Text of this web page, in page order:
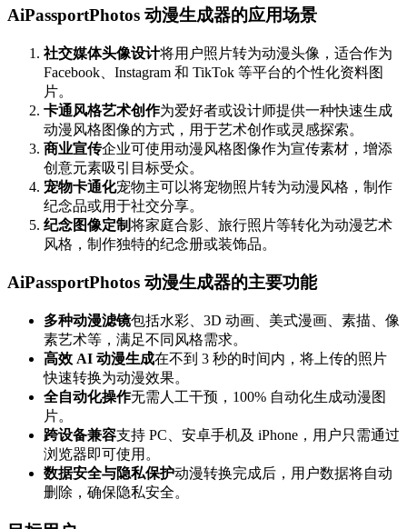
AiPassportPhotos 动漫生成器的应用场景
社交媒体头像设计将用户照片转为动漫头像，适合作为
Facebook、Instagram 和 TikTok 等平台的个性化资料图
片。
卡通风格艺术创作为爱好者或设计师提供一种快速生成
动漫风格图像的方式，用于艺术创作或灵感探索。
商业宣传企业可使用动漫风格图像作为宣传素材，增添
创意元素吸引目标受众。
宠物卡通化宠物主可以将宠物照片转为动漫风格，制作
纪念品或用于社交分享。
纪念图像定制将家庭合影、旅行照片等转化为动漫艺术
风格，制作独特的纪念册或装饰品。
AiPassportPhotos 动漫生成器的主要功能
多种动漫滤镜包括水彩、3D 动画、美式漫画、素描、像
素艺术等，满足不同风格需求。
高效 AI 动漫生成在不到 3 秒的时间内，将上传的照片
快速转换为动漫效果。
全自动化操作无需人工干预，100% 自动化生成动漫图
片。
跨设备兼容支持 PC、安卓手机及 iPhone，用户只需通过
浏览器即可使用。
数据安全与隐私保护动漫转换完成后，用户数据将自动
删除，确保隐私安全。